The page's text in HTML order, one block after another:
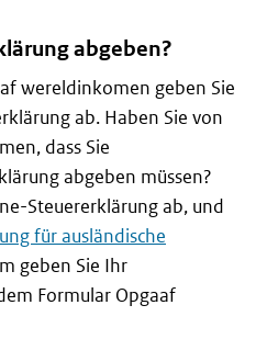
abgeben?
wereldinkomen geben Sie
ab. Haben Sie von
dass Sie
abgeben müssen?
Steuererklärung ab, und
für ausländische
geben Sie Ihr
Formular Opgaaf